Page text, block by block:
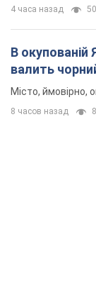
4 часа назад
В окупованій
валить
Місто, ймовірно,
8 часов назад